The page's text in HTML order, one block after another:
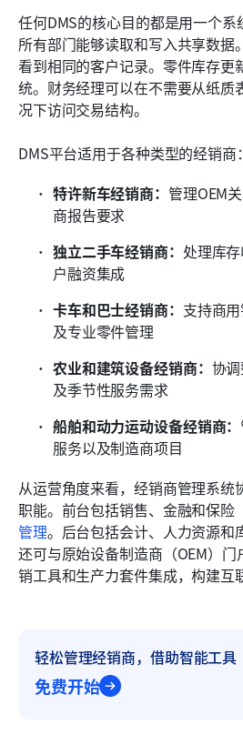
任何DMS的核心目的都是用一个
所有部门能够读取和写入共享数据
看到相同的客户记录。零件库存更
统。财务经理可以在不需要从纸质
况下访问交易结构。
DMS平台适用于各种类型的经销商：
特许新车经销商： 管理OEM
商报告要求
独立二手车经销商： 处理库
户融资集成
卡车和巴士经销商： 支持商
及专业零件管理
农业和建筑设备经销商： 协
及季节性服务需求
船舶和动力运动设备经销商：
服务以及制造商项目
从运营角度来看，经销商管理系统
职能。前台包括销售、金融和保险
管理。后台包括会计、人力资源和
还可与原始设备制造商（OEM）
销工具和生产力套件集成，构建互
轻松管理经销商，借助智能工具
免费开始